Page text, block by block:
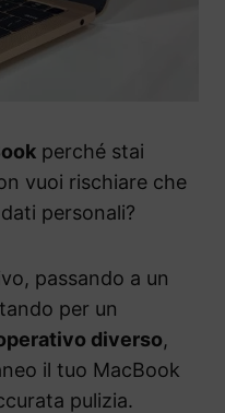
perché stai
vuoi rischiare che
personali?
passando a un
per un
diverso,
il tuo MacBook
pulizia.